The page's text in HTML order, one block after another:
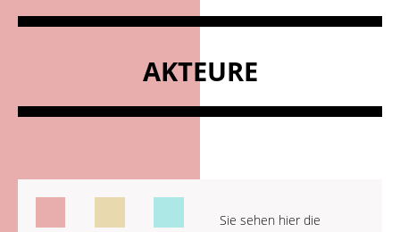
AKTEURE
Sie sehen hier die